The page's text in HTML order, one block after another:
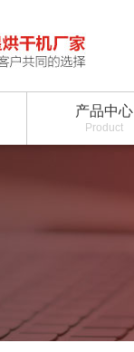
产品中心
Product